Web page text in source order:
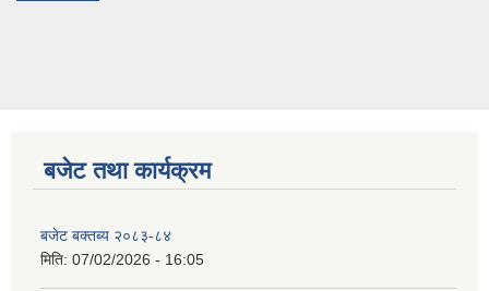
बजेट तथा कार्यक्रम
बजेट बक्तब्य २०८३-८४
मिति: 07/02/2026 - 16:05